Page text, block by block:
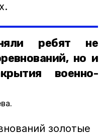
ребят не
но и
военно-
золотые